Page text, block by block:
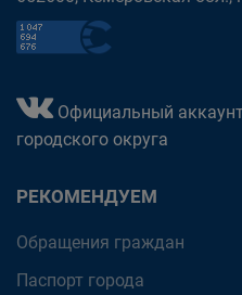
Официальный
городского округа
РЕКОМЕНДУЕМ
Обращения граждан
Паспорт города